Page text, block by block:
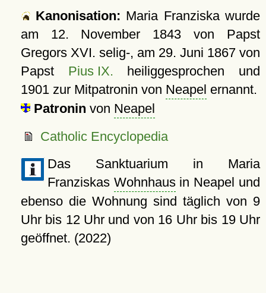
Kanonisation: Maria Franziska wurde
am 12. November 1843 von Papst
Gregors XVI. selig-, am 29. Juni 1867von
Papst Pius IX. heiliggesprochen und
1901 zur Mitpatronin von Neapel ernannt.
Patronin von Neapel
Catholic Encyclopedia
Das Sanktuarium in Maria
Franziskas Wohnhausin Neapel und
ebenso die Wohnung sind täglich von 9
Uhr bis 12 Uhr und von 16 Uhr bis 19 Uhr
geöffnet. (2022)